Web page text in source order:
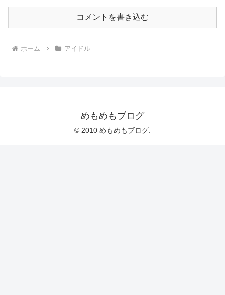
コメントを書き込む
ホーム アイドル
めもめもブログ
© 2010 めもめもブログ.